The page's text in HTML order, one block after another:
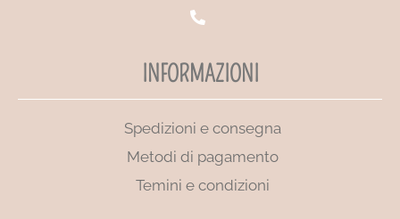
INFORMAZIONI
Spedizioni e consegna
Metodi di pagamento
Temini e condizioni